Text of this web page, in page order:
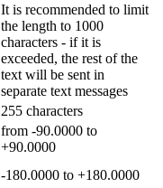
It is recommended to limit
the length to 1000
characters - if it is
exceeded, the rest of the
text will be sent in
separate text messages
255 characters
from -90.0000 to
+90.0000
-180.0000 to +180.0000